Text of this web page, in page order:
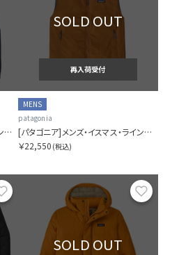
[パタゴニア]メンズ・イスマス・ラインド・ジャケット
SOLD OUT
再入荷受付
MENS
patagonia
[パタゴニア]メンズ・イスマス・ラインド・ベスト
￥22,550 (税込)
お気に入り
SOLD OUT